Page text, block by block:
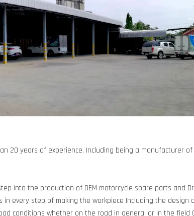
years of experience. Including being a manufacturer of
the production of OEM motorcycle spare parts and
every step of making the workpiece Including the design
conditions whether on the road in general or in the field